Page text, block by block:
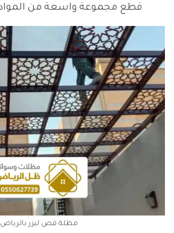
قطع مجموعة واسعة من
مظلة قص ليزر بالرياض